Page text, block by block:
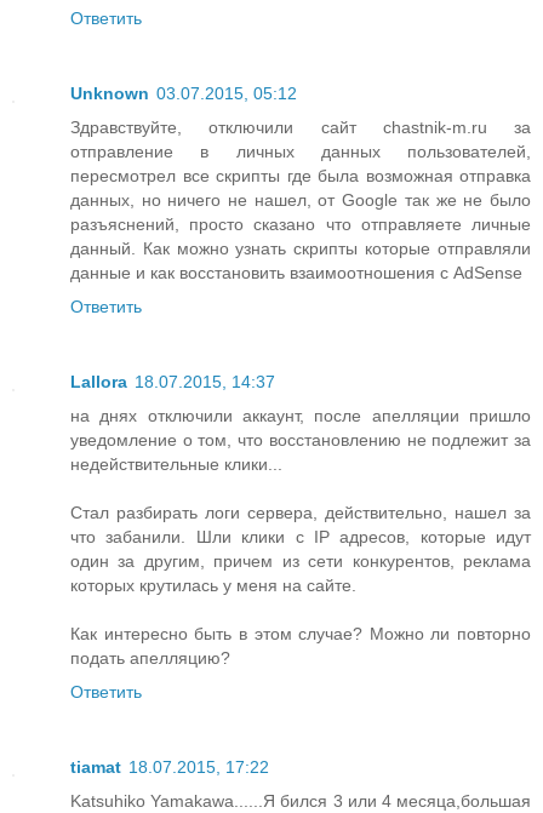
Ответить
Unknown 03.07.2015, 05:12
Здравствуйте, отключили сайт chastnik-m.ru за
отправление в личных данных пользователей,
пересмотрел все скрипты где была возможная отправка
данных, но ничего не нашел, от Google так же не было
разъяснений, просто сказано что отправляете личные
данный. Как можно узнать скрипты которые отправляли
данные и как восстановить взаимоотношения с AdSense
Ответить
Lallora 18.07.2015, 14:37
на днях отключили аккаунт, после апелляции пришло
уведомление о том, что восстановлению не подлежит за
недействительные клики...
Стал разбирать логи сервера, действительно, нашел за
что забанили. Шли клики с IP адресов, которые идут
один за другим, причем из сети конкурентов, реклама
которых крутилась у меня на сайте.
Как интересно быть в этом случае? Можно ли повторно
подать апелляцию?
Ответить
tiamat 18.07.2015, 17:22
Katsuhiko Yamakawa......Я бился 3 или 4 месяца,большая